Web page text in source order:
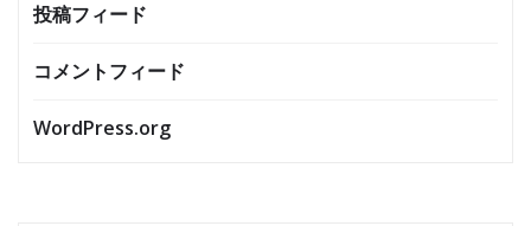
投稿フィード
コメントフィード
WordPress.org